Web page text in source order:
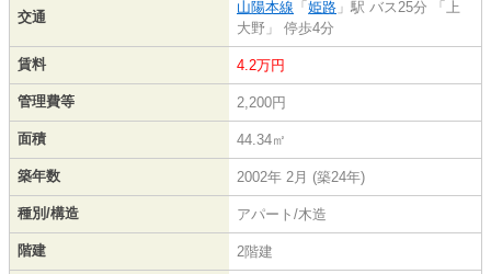
交通
山陽本線 「 姫路 」駅 バス25分 「上
大野」 停歩4分
賃料 4.2万円
管理費等 2,200円
面積 44.34㎡
築年数 2002年 2月 (築24年)
種別/構造 アパート/木造
階建 2階建